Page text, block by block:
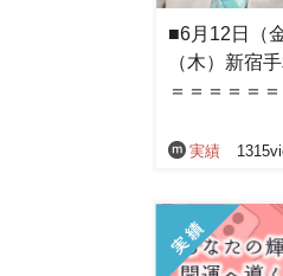
■6月12日（
（木）新宿
＝＝＝＝＝
実績